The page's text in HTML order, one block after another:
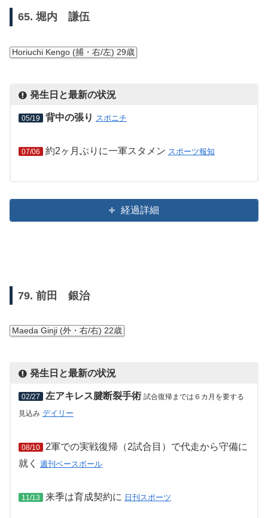
65. 堀内 謙伍
Horiuchi Kengo (捕・右/左) 29歳
発生日と最新の状況
05/19 背中の張り スポニチ
07/06 約2ヶ月ぶりに一軍スタメン スポーツ報知
経過詳細
79. 前田 銀治
Maeda Ginji (外・右/右) 22歳
発生日と最新の状況
02/27 左アキレス腱断裂手術 試合復帰までは６カ月を要する
見込み デイリー
08/10 2軍での実戦復帰（2試合目）で代走から守備に
就く 週刊ベースボール
11/13 来季は育成契約に 日刊スポーツ